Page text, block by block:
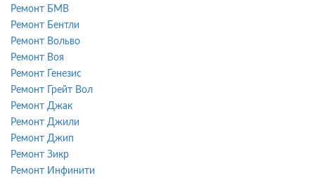
Ремонт БМВ
Ремонт Бентли
Ремонт Вольво
Ремонт Воя
Ремонт Генезис
Ремонт Грейт Вол
Ремонт Джак
Ремонт Джили
Ремонт Джип
Ремонт Зикр
Ремонт Инфинити